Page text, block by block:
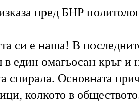
пред БНР
си е наша! В
един омагьосан кръг и
спирала. Основната
колкото в